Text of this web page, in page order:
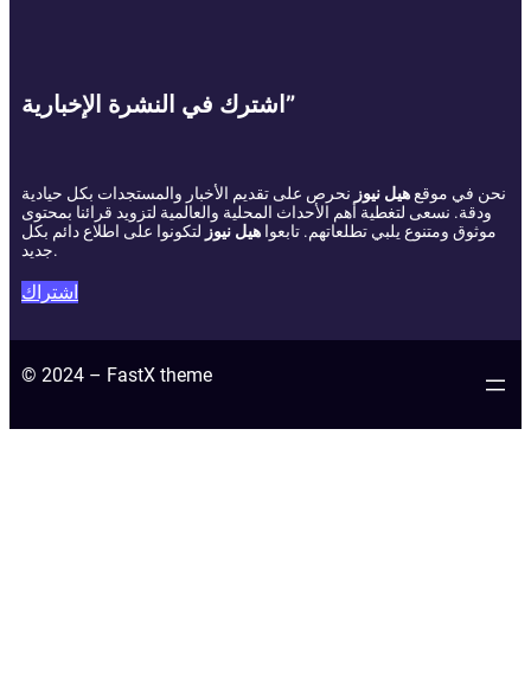
اشترك في النشرة الإخبارية”
نحن في موقعهيل نيوز نحرص على تقديم الأخبار والمستجدات بكل حيادية
ودقة. نسعى لتغطية أهم الأحداث المحلية والعالمية لتزويد قرائنا بمحتوى
موثوق ومتنوع يلبي تطلعاتهم. تابعوا هيل نيوز لتكونوا على اطلاع دائم بكل
جديد.
اشتراك
© 2024 – FastX theme